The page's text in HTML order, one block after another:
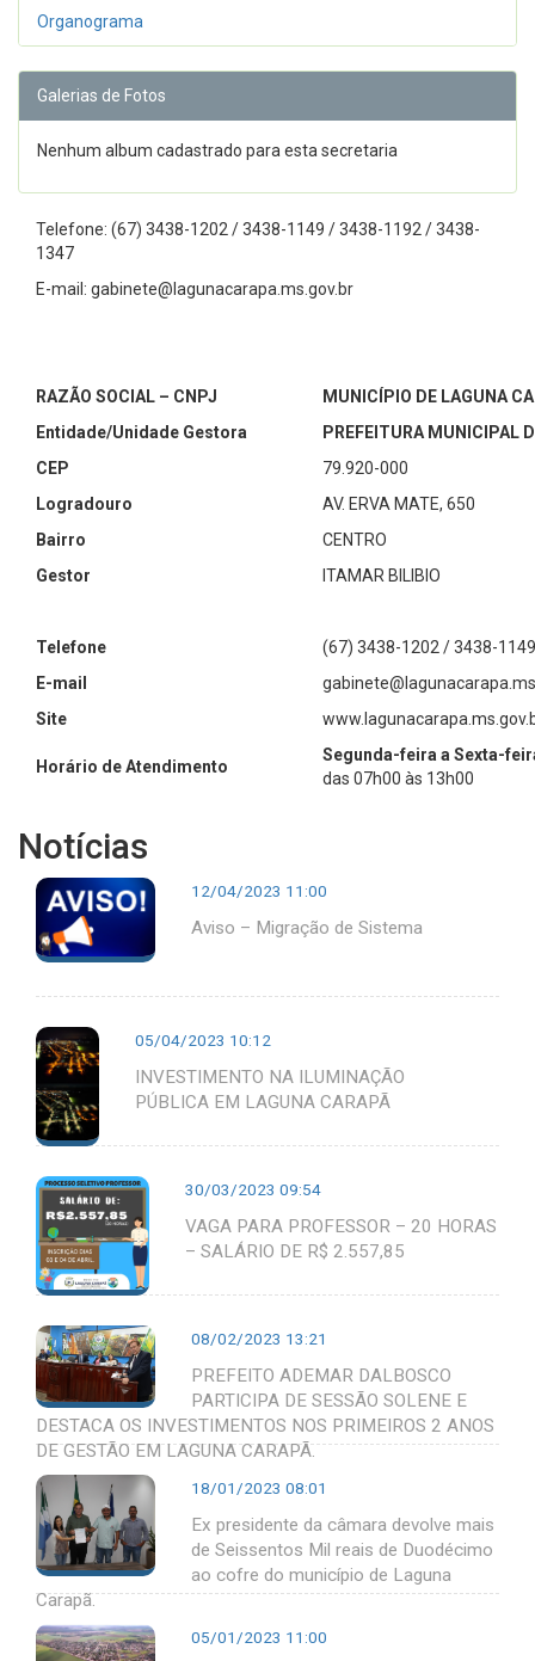
Organograma
Galerias de Fotos
Nenhum album cadastrado para esta secretaria
Telefone: (67) 3438-1202 / 3438-1149 / 3438-1192 / 3438-
1347
E-mail: gabinete@lagunacarapa.ms.gov.br
RAZÃO SOCIAL – CNPJ
MUNICÍPIO DE LAGUNA
Entidade/Unidade Gestora
PREFEITURA MUNICIPAL
CEP
79.920-000
Logradouro
AV. ERVA MATE, 650
Bairro
CENTRO
Gestor
ITAMAR BILIBIO
Telefone
(67) 3438-1202 / 3438-
E-mail
Site
Horário de Atendimento
Segunda-feira a Sexta-
das 07h00 às 13h00
Notícias
12/04/2023 11:00
Aviso – Migração de Sistema
05/04/2023 10:12
INVESTIMENTO NA ILUMINAÇÃO
PÚBLICA EM LAGUNA CARAPÃ
30/03/2023 09:54
VAGA PARA PROFESSOR – 20 HORAS
– SALÁRIO DE R$ 2.557,85
08/02/2023 13:21
PREFEITO ADEMAR DALBOSCO
PARTICIPA DE SESSÃO SOLENE E
DESTACA OS INVESTIMENTOS NOS PRIMEIROS 2 ANOS
DE GESTÃO EM LAGUNA CARAPÃ.
18/01/2023 08:01
Ex presidente da câmara devolve mais
de Seissentos Mil reais de Duodécimo
ao cofre do município de Laguna
Carapã.
05/01/2023 11:00